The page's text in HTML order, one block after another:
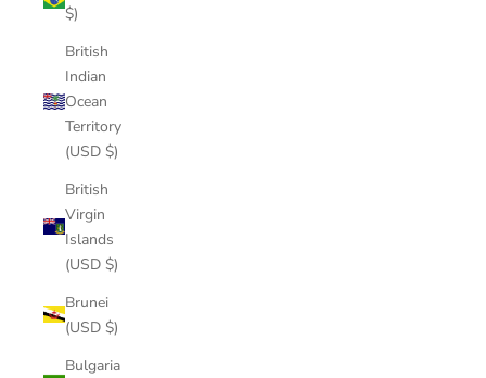
$)
British
Indian
Ocean
Territory
(USD $)
British
Virgin
Islands
(USD $)
Brunei
(USD $)
Bulgaria